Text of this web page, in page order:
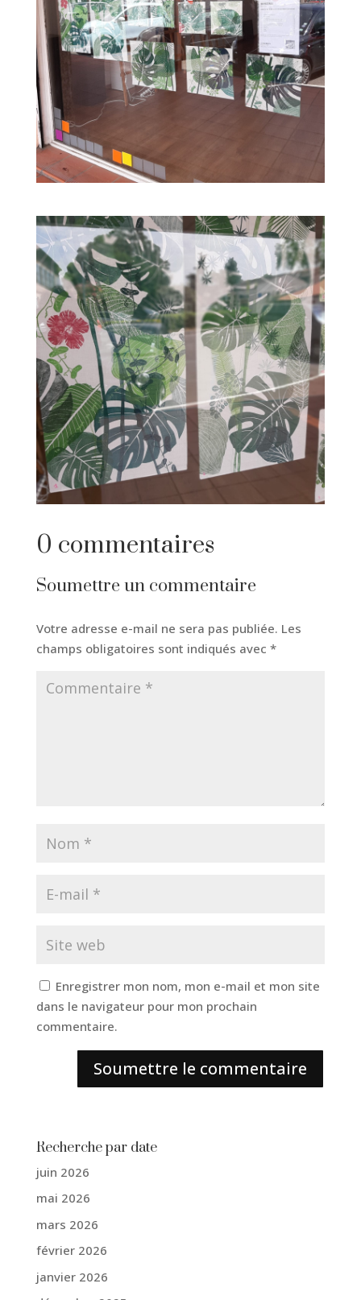
0 commentaires
Soumettre un commentaire
Votre adresse e-mail ne sera pas publiée. Les
champs obligatoires sont indiqués avec *
Enregistrer mon nom, mon e-mail et mon site
dans le navigateur pour mon prochain
commentaire.
Soumettre le commentaire
Recherche par date
juin 2026
mai 2026
mars 2026
février 2026
janvier 2026